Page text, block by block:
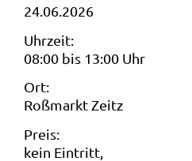
24.06.2026
Uhrzeit:
08:00 bis 13:00 Uhr
Ort:
Roßmarkt Zeitz
Preis:
kein Eintritt,